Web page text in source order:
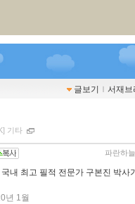
글보기 ｌ 서재브
기타
파란하늘
국내 최고 필적 전문가 구본진 박사
년 1월